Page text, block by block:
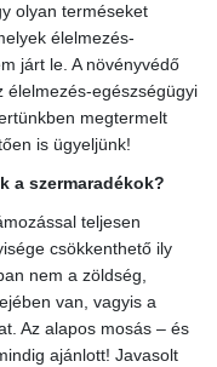
olyan terméseket
élelmezés-
járt le. A növényvédő
élelmezés-egészségügyi
megtermelt
is ügyeljünk!
a szermaradékok?
teljesen
csökkenthető ily
nem a zöldség,
van, vagyis a
Az alapos mosás – és
ajánlott! Javasolt